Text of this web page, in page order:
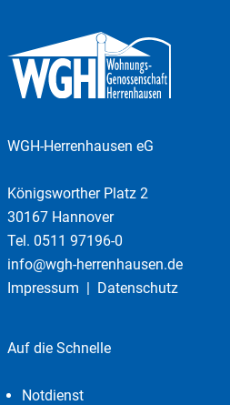
WGH-Herrenhausen eG
Königsworther Platz 2
30167 Hannover
Tel. 0511 97196-0
info@wgh-herrenhausen.de
Impressum
Datenschutz
Auf die Schnelle
Notdienst